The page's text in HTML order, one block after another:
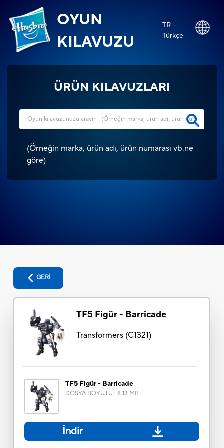
OYUN
KILAVUZU
TR -
Türkçe
ÜRÜN KILAVUZLARI
(Örneğin marka, ürün adı, ürün numarası vb.ne
göre)
GERİ
TF5 Figür - Barricade
Transformers(C1321)
TF5 Figür - Barricade
DOSYA BOYUTU : 8.13 MB
İndir